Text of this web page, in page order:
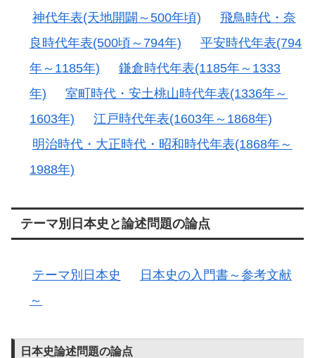
神代年表(天地開闢～500年頃)
飛鳥時代・奈
良時代年表(500頃～794年)
平安時代年表(794
年～1185年)
鎌倉時代年表(1185年～1333
年)
室町時代・安土桃山時代年表(1336年～
1603年)
江戸時代年表(1603年～1868年)
明治時代・大正時代・昭和時代年表(1868年～
1988年)
テーマ別日本史と論述問題の論点
テーマ別日本史
日本史の入門書～参考文献
～
日本史論述問題の論点